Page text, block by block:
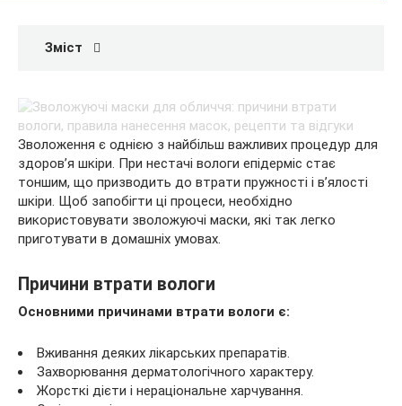
Зміст
Зволоження є однією з найбільш важливих процедур для
здоров’я шкіри. При нестачі вологи епідерміс стає
тоншим, що призводить до втрати пружності і в’ялості
шкіри. Щоб запобігти ці процеси, необхідно
використовувати зволожуючі маски, які так легко
приготувати в домашніх умовах.
Причини втрати вологи
Основними причинами втрати вологи є:
Вживання деяких лікарських препаратів.
Захворювання дерматологічного характеру.
Жорсткі дієти і нераціональне харчування.